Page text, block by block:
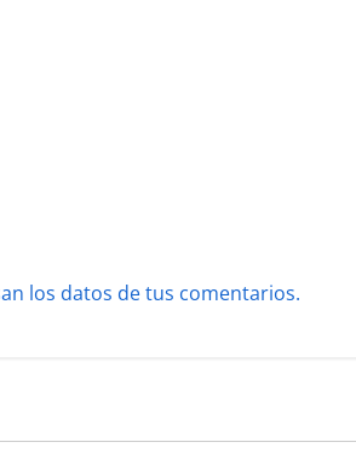
los datos de tus comentarios.